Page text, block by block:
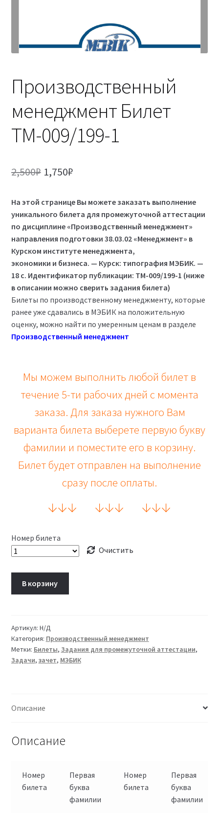
38.04.04 Государственное и муниципальное
управление 2,5 года (Магистратура)
Производственный
менеджмент Билет
ТМ-009/199-1
2,500₽ Первоначальная
составляла
2,500₽.
1,750₽Текущая
1,750₽.
На этой странице Вы можете заказать выполнение
уникального билета для промежуточной аттестации
по дисциплине «Производственный менеджмент»
направления подготовки 38.03.02 «Менеджмент» в
Курском институте менеджмента,
экономики и бизнеса. — Курск: типография МЭБИК. —
18 с. Идентификатор публикации: ТМ-009/199-1 (ниже
в описании можно сверить задания билета)
Билеты по производственному менеджменту, которые
ранее уже сдавались в МЭБИК на положительную
оценку, можно найти по умеренным ценам в разделе
Производственный менеджмент
Мы можем выполнить любой билет в
течение 5-ти рабочих дней с момента
заказа. Для заказа нужного Вам
варианта билета выберете первую букву
фамилии и поместите его в корзину.
Билет будет отправлен на выполнение
сразу после оплаты.
↓↓↓ ↓↓↓ ↓↓↓
Номер билета
Очистить
В корзину
Артикул: Н/Д
Категория: Производственный менеджмент
Метки: Билеты, Задания для промежуточной аттестации,
Задачи, зачет, МЭБИК
Описание
Описание
Номер
билета
Первая
буква
фамилии
Номер
билета
Первая
буква
фамилии